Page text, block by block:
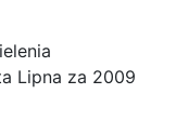
Lipna za 2009